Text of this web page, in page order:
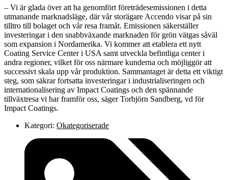
– Vi är glada över att ha genomfört företrädesemissionen i detta
utmanande marknadsläge, där vår storägare Accendo visar på sin
tilltro till bolaget och vår resa framåt. Emissionen säkerställer
investeringar i den snabbväxande marknaden för grön vätgas såväl
som expansion i Nordamerika. Vi kommer att etablera ett nytt
Coating Service Center i USA samt utveckla befintliga center i
andra regioner, vilket för oss närmare kunderna och möjliggör att
successivt skala upp vår produktion. Sammantaget är detta ett viktigt
steg, som säkrar fortsatta investeringar i industrialiseringen och
internationalisering av Impact Coatings och den spännande
tillväxtresa vi har framför oss, säger Torbjörn Sandberg, vd för
Impact Coatings.
Kategori: Okategoriserade